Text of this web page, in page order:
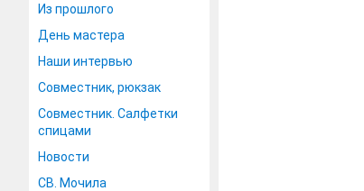
Из прошлого
День мастера
Наши интервью
Совместник, рюкзак
Совместник. Салфетки
спицами
Новости
СВ. Мочила